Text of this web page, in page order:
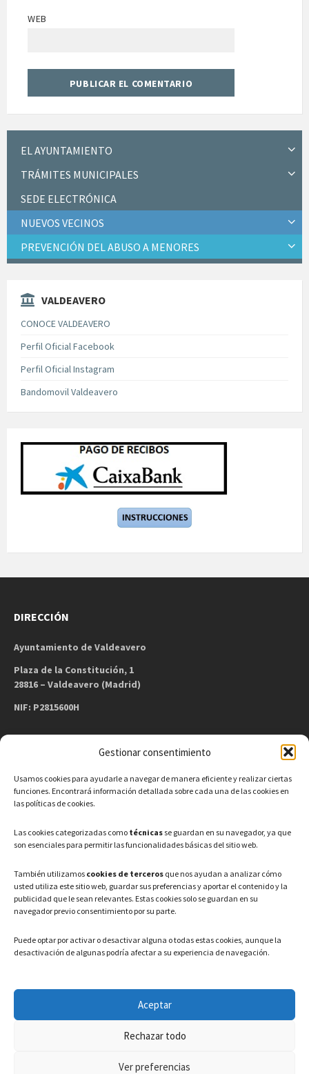
Gestionar consentimiento
Usamos cookies para ayudarle a navegar de manera eficiente y realizar ciertas
funciones. Encontrará información detallada sobre cada una de las cookies en
las políticas de cookies.
Las cookies categorizadas como técnicas se guardan en su navegador, ya que
son esenciales para permitir las funcionalidades básicas del sitio web.
También utilizamos cookies de terceros que nos ayudan a analizar cómo
usted utiliza este sitio web, guardar sus preferencias y aportar el contenido y la
publicidad que le sean relevantes. Estas cookies solo se guardan en su
navegador previo consentimiento por su parte.
Puede optar por activar o desactivar alguna o todas estas cookies, aunque la
desactivación de algunas podría afectar a su experiencia de navegación.
Aceptar
Rechazar todo
Ver preferencias
WEB
EL AYUNTAMIENTO
TRÁMITES MUNICIPALES
SEDE ELECTRÓNICA
NUEVOS VECINOS
PREVENCIÓN DEL ABUSO A MENORES
VALDEAVERO
CONOCE VALDEAVERO
Perfil Oficial Facebook
Perfil Oficial Instagram
Bandomovil Valdeavero
DIRECCIÓN
Ayuntamiento de Valdeavero
Plaza de la Constitución, 1
28816 – Valdeavero (Madrid)
NIF: P2815600H
Teléfono: 91 886 44 62
Correo Electrónico:
HORARIO
Lunes a Viernes: 08:00h – 15:00h
LEGAL
Política de privacidad–Aviso Legal–Política de cookies
Registro de actividades de Tratamiento